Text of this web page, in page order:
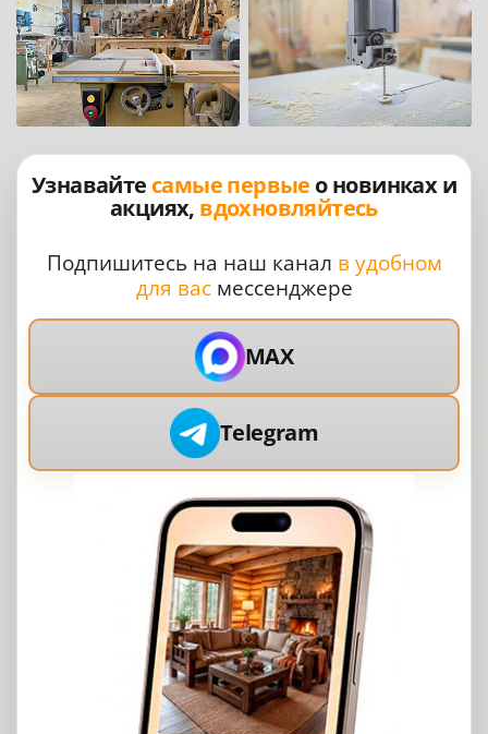
Узнавайте самые первые о новинках и
акциях, вдохновляйтесь
Подпишитесь на наш канал в удобном
для васмессенджере
MAX
Telegram